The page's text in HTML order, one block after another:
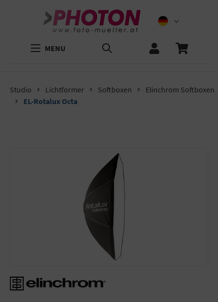
MENU
Studio Lichtformer Softboxen
Elinchrom Softboxen
EL-Rotalux Octa